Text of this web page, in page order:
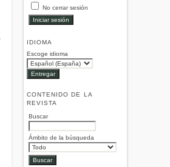
No cerrar sesión
IDIOMA
Escoge idioma
CONTENIDO DE LA
REVISTA
Buscar
Ámbito de la búsqueda